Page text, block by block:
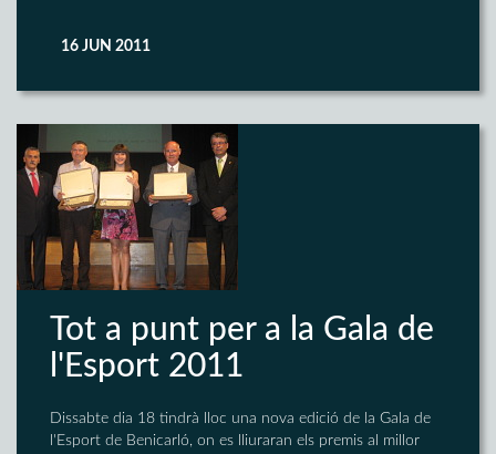
16 JUN 2011
Tot a punt per a la Gala de
l'Esport 2011
Dissabte dia 18 tindrà lloc una nova edició de la Gala de
l'Esport de Benicarló, on es lliuraran els premis al millor